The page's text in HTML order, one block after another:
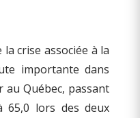
la crise associée à la
importante dans
au Québec, passant
65,0 lors des deux